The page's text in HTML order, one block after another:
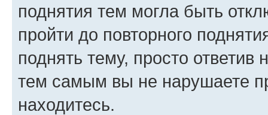
поднятия тем могла быть
пройти до повторного
поднять тему, просто ответив
тем самым вы не нарушаете
находитесь.